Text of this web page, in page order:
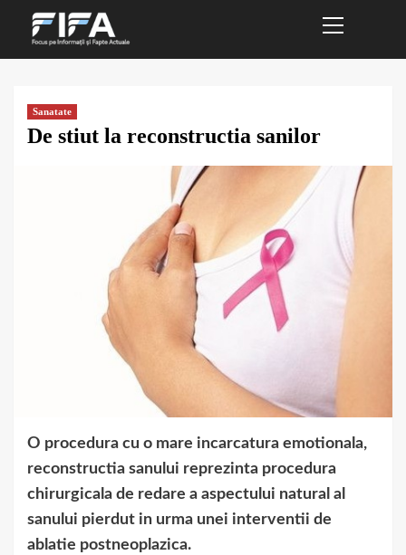
Menu
Sanatate
De stiut la reconstructia sanilor
O procedura cu o mare incarcatura emotionala,
reconstructia sanului reprezinta procedura
chirurgicala de redare a aspectului natural al
sanului pierdut in urma unei interventii de
ablatie postneoplazica.